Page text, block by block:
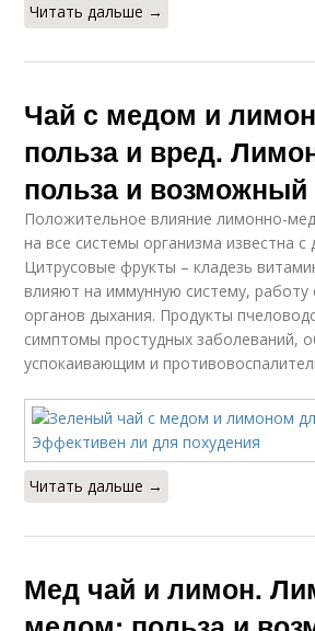
Читать дальше →
Чай с медом и
польза и вред.
польза и возможный
Положительное влияние лимонно-
на все системы организма известна с
Цитрусовые фрукты – кладезь
влияют на иммунную систему, работу
органов дыхания. Продукты
симптомы простудных заболеваний,
успокаивающим и
Читать дальше →
Мед чай и лимон.